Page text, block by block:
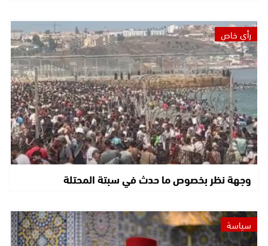
رأي خاص
وجهة نظر بخصوص ما حدث في سبتة المحتلة
سياسة